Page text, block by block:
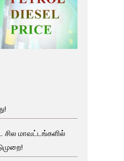
மாவட்டங்களில்